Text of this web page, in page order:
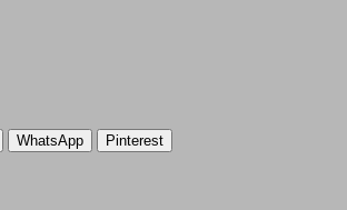
WhatsApp Pinterest